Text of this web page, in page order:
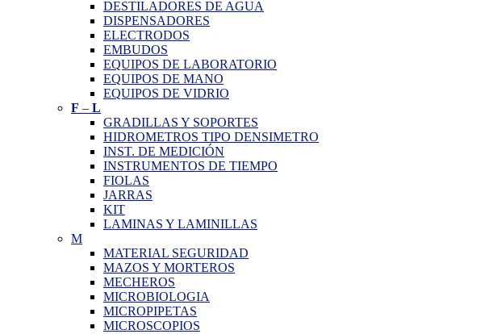
DESTILADORES DE AGUA
DISPENSADORES
ELECTRODOS
EMBUDOS
EQUIPOS DE LABORATORIO
EQUIPOS DE MANO
EQUIPOS DE VIDRIO
F – L
GRADILLAS Y SOPORTES
HIDROMETROS TIPO DENSIMETRO
INST. DE MEDICIÓN
INSTRUMENTOS DE TIEMPO
FIOLAS
JARRAS
KIT
LAMINAS Y LAMINILLAS
M
MATERIAL SEGURIDAD
MAZOS Y MORTEROS
MECHEROS
MICROBIOLOGIA
MICROPIPETAS
MICROSCOPIOS